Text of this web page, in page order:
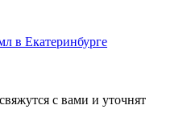
в Екатеринбурге
с вами и уточнят